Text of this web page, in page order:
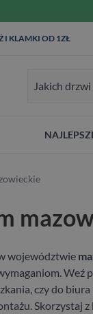
I KLAMKI OD 1ZŁ
W
województwie
Weź
czy do
Skorzystaj